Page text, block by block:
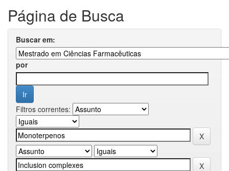
Página de Busca
Buscar em:
por
Filtros correntes: